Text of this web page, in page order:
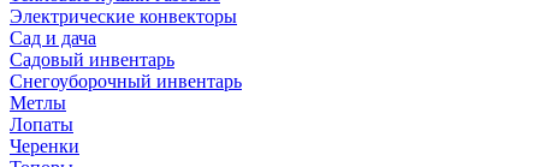
Электрические конвекторы
Сад и дача
Садовый инвентарь
Снегоуборочный инвентарь
Метлы
Лопаты
Черенки